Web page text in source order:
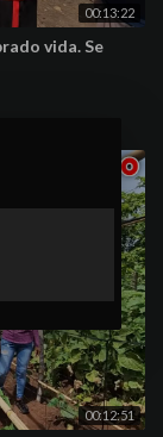
00:13:22
vida. Se
00:12:51